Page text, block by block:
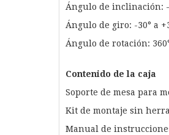
Ángulo de inclinación: -
Ángulo de giro: -30° a
Ángulo de rotación:
Contenido de la caja
Soporte de mesa para
Kit de montaje sin
Manual de